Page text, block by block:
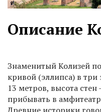
Описание
Знаменитый Колизей
кривой (эллипса) в
13 метров, высота
прибывать в